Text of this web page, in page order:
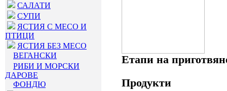
САЛАТИ
СУПИ
ЯСТИЯ С МЕСО И
ПТИЦИ
ЯСТИЯ БЕЗ МЕСО
ВЕГАНСКИ
РИБИ И МОРСКИ
ДАРОВЕ
ФОНДЮ
Етапи на
Продукти